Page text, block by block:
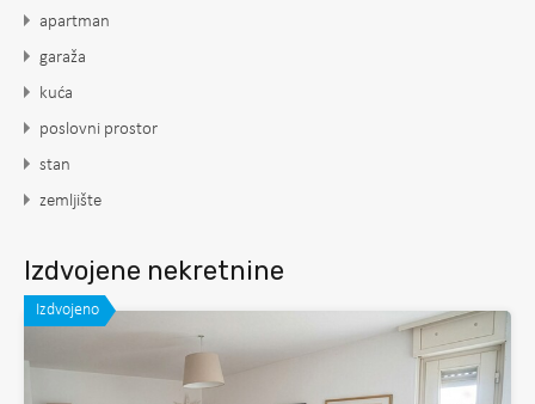
apartman
garaža
kuća
poslovni prostor
stan
zemljište
Izdvojene nekretnine
Izdvojeno